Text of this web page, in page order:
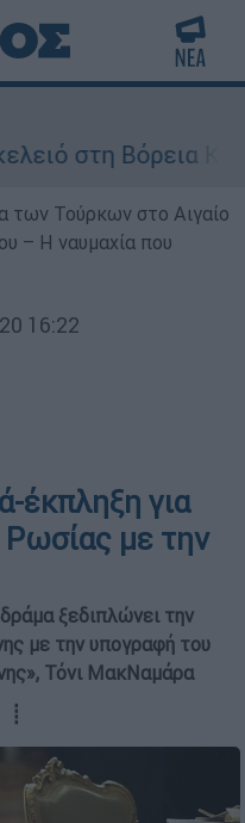
στη Βόρεια
των Τούρκων στο Αιγαίο
– Η ναυμαχία που
16:22
έκπληξη για
Ρωσίας με την
ξεδιπλώνει την
με την υπογραφή του
Τόνι ΜακΝαμάρα
┋